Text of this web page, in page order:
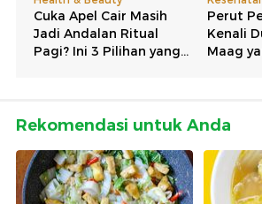
Rekomendasi untuk Anda